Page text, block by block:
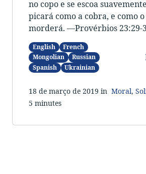
no copo e se escoa
picará como a cobra, e como
morderá. —Provérbios 23:29-
English
French
Mongolian
Russian
Spanish
Ukrainian
18 de março de 2019 in Moral,
5 minutes